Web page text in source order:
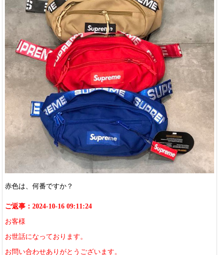
赤色は、何番ですか？
ご返事：2024-10-16 09:11:24
お客様
お世話になっております。
お問い合わせありがとうございます。